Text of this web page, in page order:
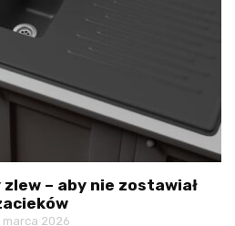
zlew – aby nie zostawiał
marca 2026